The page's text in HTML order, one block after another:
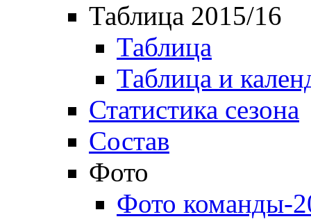
Таблица 2015/16
Таблица
Таблица и
Статистика сезона
Состав
Фото
Фото команды-